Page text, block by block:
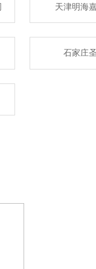
天津明海
石家庄